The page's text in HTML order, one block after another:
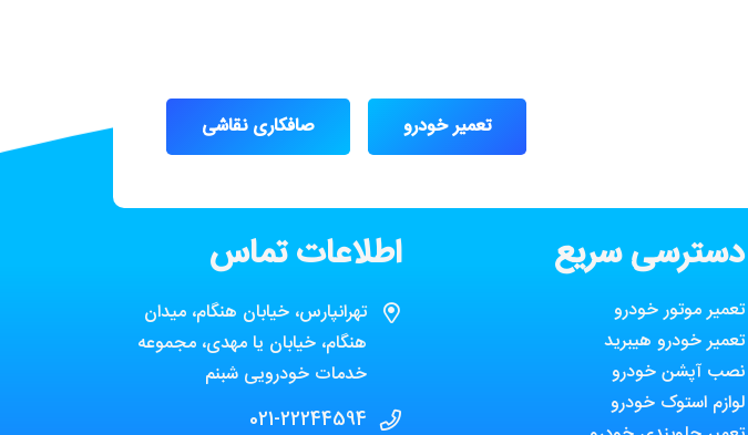
تعمیر خودرو صافکاری نقاشی
دسترسی سریع
تعمیر موتور خودرو
تعمیر خودرو هیبرید
نصب آپشن خودرو
لوازم استوک خودرو
اطلاعات تماس
تهرانپارس، خیابان هنگام، میدان
هنگام، خیابان یا مهدی، مجموعه
خدمات خودرویی شبنم
021-22244594